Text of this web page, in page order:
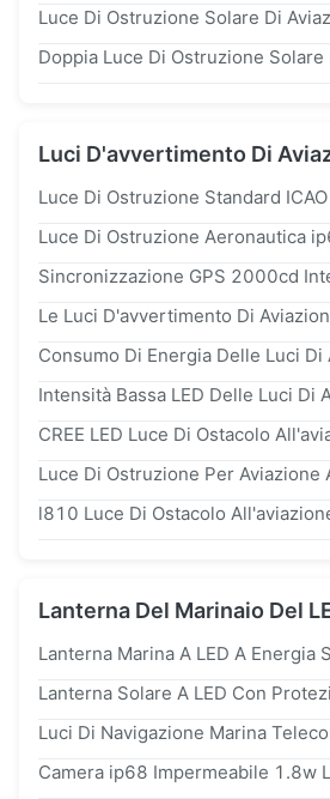
Luci D'avvertimento Di
Lanterna Del Marinaio Del
Luci Di Navigazione Marina